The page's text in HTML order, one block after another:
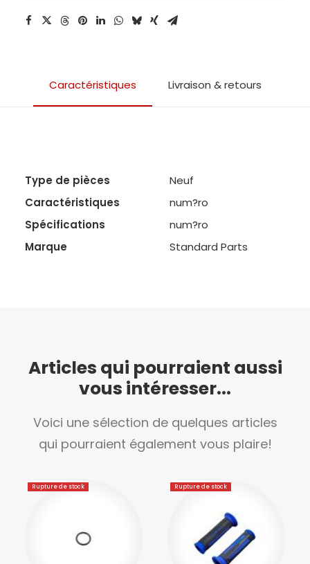
Caractéristiques Livraison & retours
Type de pièces
Neuf
Caractéristiques
num?ro
Spécifications
num?ro
Marque
Standard Parts
Articles qui pourraient aussi
vous intéresser...
Voici une sélection de quelques articles
qui pourraient également vous plaire!
Rupture de stock Rupture de stock